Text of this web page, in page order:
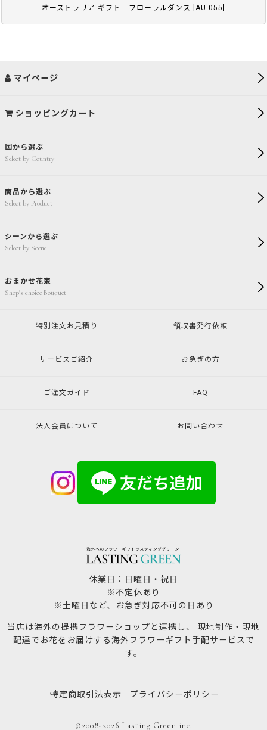
オーストラリア ギフト｜フローラルダンス AU-055
国から選ぶ
Select by Country
商品から選ぶ
Select by Product
シーンから選ぶ
Select by Scene
おまかせ花束
Shop's choice Bouquet
マイページ
ショッピングカート
特別注文 お見積り 領収書発行依頼
サービスご紹介 お急ぎの方
ご注文ガイド FAQ
法人会員について お問い合わせ
休業日：日曜日・祝日
※不定休あり
※土曜日など、お急ぎ対応不可の日あり
当店は海外の提携フラワーショップと連携し、 現地制作・現地
配達でお花をお届けする海外フラワーギフト手配サービスで
す。
特定商取引法表示 プライバシーポリシー
©2008-2026 Lasting Green inc.